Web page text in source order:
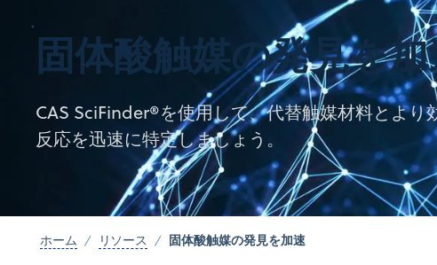
固体酸触媒の発見を
CAS SciFinder®を使用して、代替触媒材料とより
反応を迅速に特定しましょう。
ホーム リソース 固体酸触媒の発見を加速